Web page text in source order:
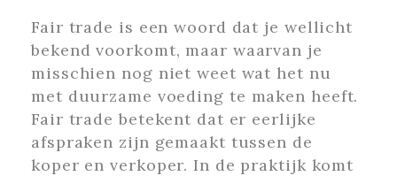
Fair trade is een woord dat je wellicht
bekend voorkomt, maar waarvan je
misschien nog niet weet wat het nu
met duurzame voeding te maken heeft.
Fair trade betekent dat er eerlijke
afspraken zijn gemaakt tussen de
koper en verkoper. In de praktijk komt